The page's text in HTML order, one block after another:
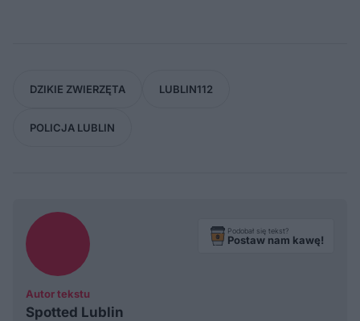
DZIKIE ZWIERZĘTA LUBLIN112
POLICJA LUBLIN
Autor tekstu
Spotted Lublin
Podobał się tekst?
Postaw nam kawę!